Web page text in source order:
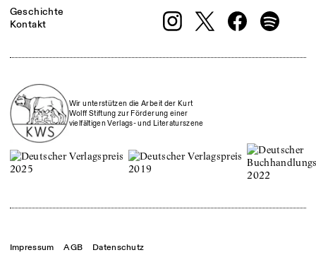
Geschichte
Kontakt
Wir unterstützen die Arbeit der Kurt
Wolff Stiftung zur Förderung einer
vielfältigen Verlags- und Literaturszene
Impressum AGB Datenschutz